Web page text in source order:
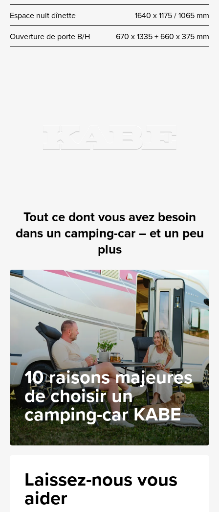
Espace nuit dînette
1640 x 1175 / 1065 mm
Ouverture de porte B/H
670 x 1335 + 660 x 375 mm
Tout ce dont vous avez besoin
dans un camping-car – et un peu
plus
10 raisons majeures
de choisir un
camping-car KABE
Laissez-nous vous
aider